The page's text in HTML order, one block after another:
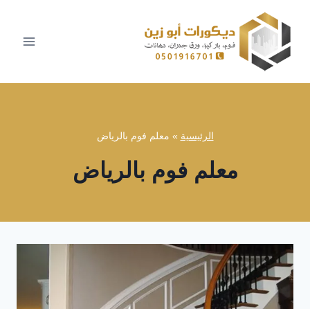
المحتوى
الرئيسية » معلم فوم بالرياض
معلم فوم بالرياض